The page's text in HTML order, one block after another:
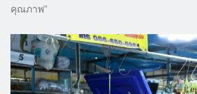
คุณภาพ”